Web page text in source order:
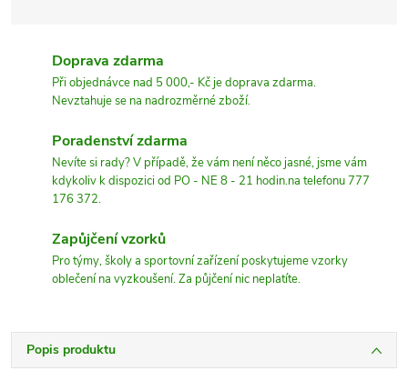
Doprava zdarma
Při objednávce nad 5 000,- Kč je doprava zdarma.
Nevztahuje se na nadrozměrné zboží.
Poradenství zdarma
Nevíte si rady? V případě, že vám není něco jasné, jsme vám
kdykoliv k dispozici od PO - NE 8 - 21 hodin.na telefonu 777
176 372.
Zapůjčení vzorků
Pro týmy, školy a sportovní zařízení poskytujeme vzorky
oblečení na vyzkoušení. Za půjčení nic neplatíte.
Popis produktu